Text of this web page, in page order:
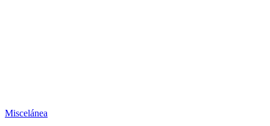
Miscelánea